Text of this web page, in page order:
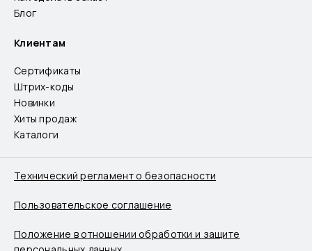
Блог
Клиентам
Сертификаты
Штрих-коды
Новинки
Хиты продаж
Каталоги
Технический регламент о безопасности
Пользовательское соглашение
Положение в отношении обработки и защите